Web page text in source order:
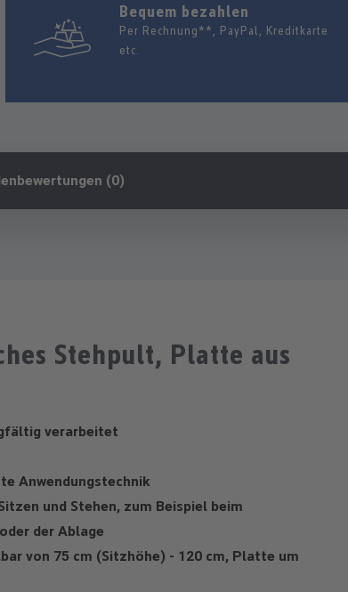
Bequem bezahlen
Per Rechnung**, PayPal, Kreditkarte
etc.
(0)
Stehpult, Platte aus
verarbeitet
Anwendungstechnik
und Stehen, zum Beispiel beim
der Ablage
von 75 cm (Sitzhöhe) - 120 cm, Platte um